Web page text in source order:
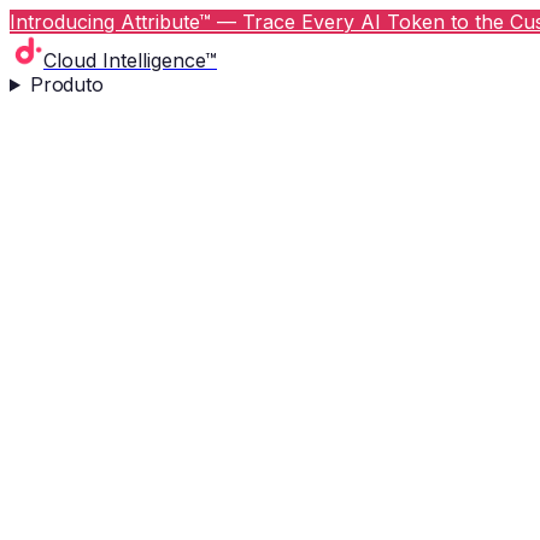
Introducing Attribute™ — Trace Every AI Token to the
Cloud Intelligence™
Produto